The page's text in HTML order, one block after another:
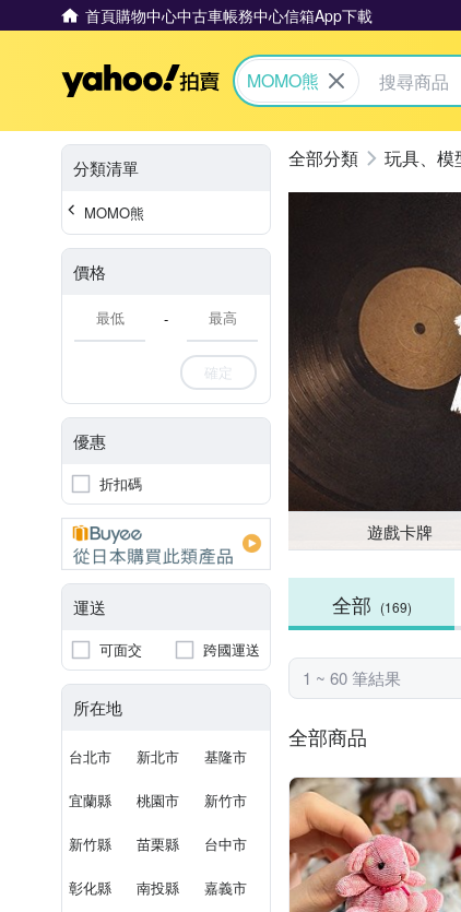
首頁購物中心中古車帳務中心信箱App下載
Yahoo拍賣
MOMO熊
分類清單
MOMO熊
價格
-
確定
優惠
折扣碼
運送
可面交 跨國運送
所在地
台北市 新北市 基隆市
宜蘭縣 桃園市 新竹市
新竹縣 苗栗縣 台中市
彰化縣 南投縣 嘉義市
玩具、模
遊戲卡牌
全部 (169)
1 ~ 60 筆結果
全部商品